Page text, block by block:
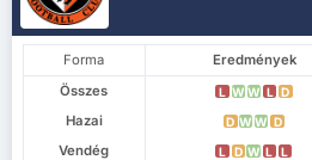
Forma Eredmények
Összes
L W W L D
Hazai D W W D
Vendég L D W L L